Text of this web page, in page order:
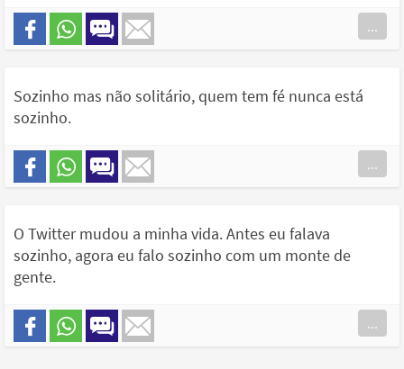
...
Sozinho mas não solitário, quem tem fé nunca está
sozinho.
...
O Twitter mudou a minha vida. Antes eu falava
sozinho, agora eu falo sozinho com um monte de
gente.
...